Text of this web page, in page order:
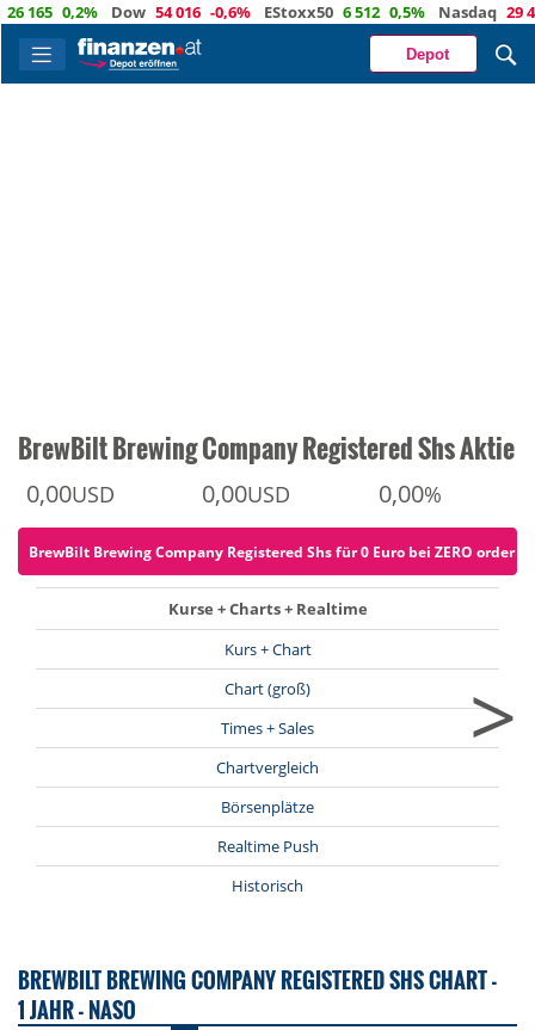
0,2% Dow 54 016 -0,6% EStoxx50 6 512 0,5% Nasdaq 29 434
Depot
BrewBilt Brewing Company Registered Shs Aktie
0,00USD 0,00USD 0,00%
BrewBilt Brewing Company Registered Shs für 0 Euro bei ZERO ordern
Kurse + Charts + Realtime
Kurs + Chart
Chart (groß)
Times + Sales
Chartvergleich
Börsenplätze
Realtime Push
Historisch
>
BREWBILT BREWING COMPANY REGISTERED SHS CHART -
1 JAHR - NASO